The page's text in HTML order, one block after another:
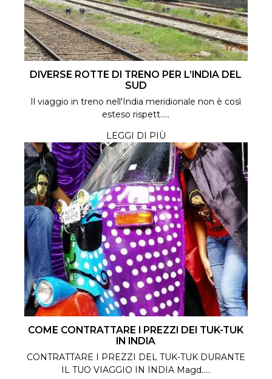
DIVERSE ROTTE DI TRENO PER L’INDIA DEL
SUD
Il viaggio in treno nell'India meridionale non è così
esteso rispett.....
LEGGI DI PIÙ
COME CONTRATTARE I PREZZI DEI TUK-TUK
IN INDIA
CONTRATTARE I PREZZI DEL TUK-TUK DURANTE
IL TUO VIAGGIO IN INDIA Magd.....